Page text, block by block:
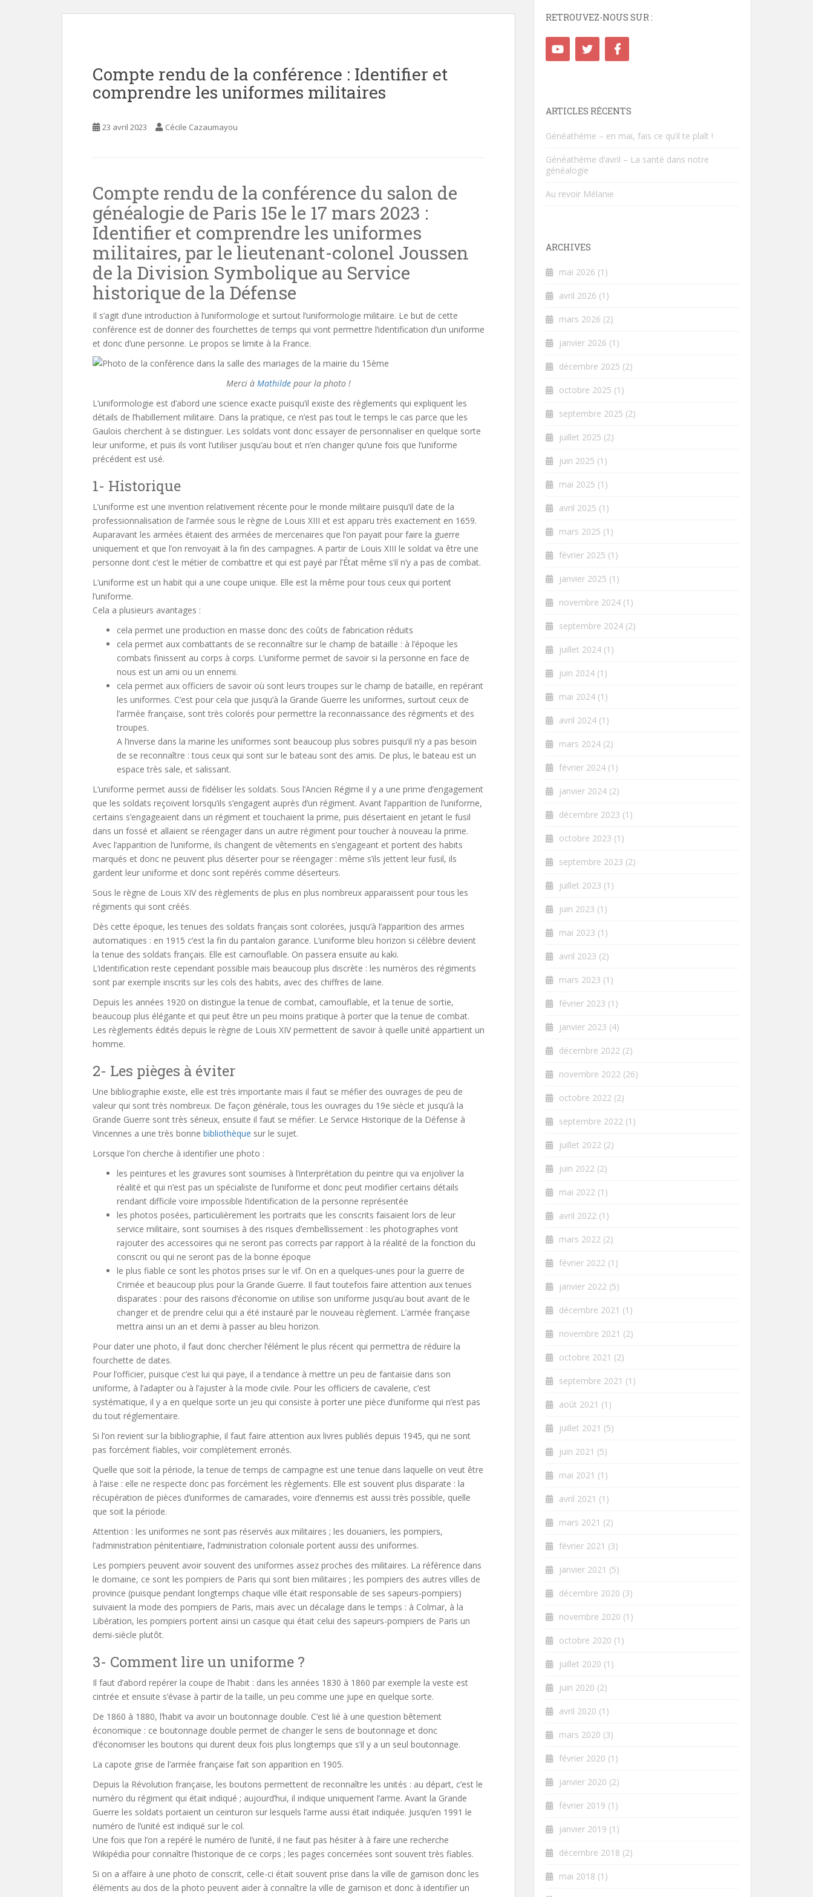
Compte rendu de la conférence : Identifier et
comprendre les uniformes militaires
23 avril 2023 Cécile Cazaumayou
Compte rendu de la conférence du salon de
généalogie de Paris 15e le 17 mars 2023 :
Identifier et comprendre les uniformes
militaires, par le lieutenant-colonel Joussen
de la Division Symbolique au Service
historique de la Défense
Il s’agit d’une introduction à l’uniformologie et surtout l’uniformologie militaire. Le but de cette
conférence est de donner des fourchettes de temps qui vont permettre l’identification d’un uniforme
et donc d’une personne. Le propos se limite à la France.
Merci à Mathilde pour la photo !
L’uniformologie est d’abord une science exacte puisqu’il existe des règlements qui expliquent les
détails de l’habillement militaire. Dans la pratique, ce n’est pas tout le temps le cas parce que les
Gaulois cherchent à se distinguer. Les soldats vont donc essayer de personnaliser en quelque sorte
leur uniforme, et puis ils vont l’utiliser jusqu’au bout et n’en changer qu’une fois que l’uniforme
précédent est usé.
1- Historique
L’uniforme est une invention relativement récente pour le monde militaire puisqu’il date de la
professionnalisation de l’armée sous le règne de Louis XIII et est apparu très exactement en 1659.
Auparavant les armées étaient des armées de mercenaires que l’on payait pour faire la guerre
uniquement et que l’on renvoyait à la fin des campagnes. A partir de Louis XIII le soldat va être une
personne dont c’est le métier de combattre et qui est payé par l’État même s’il n’y a pas de combat.
L’uniforme est un habit qui a une coupe unique. Elle est la même pour tous ceux qui portent
l’uniforme.
Cela a plusieurs avantages :
cela permet une production en masse donc des coûts de fabrication réduits
cela permet aux combattants de se reconnaître sur le champ de bataille : à l’époque les
combats finissent au corps à corps. L’uniforme permet de savoir si la personne en face de
nous est un ami ou un ennemi.
cela permet aux officiers de savoir où sont leurs troupes sur le champ de bataille, en repérant
les uniformes. C’est pour cela que jusqu’à la Grande Guerre les uniformes, surtout ceux de
l’armée française, sont très colorés pour permettre la reconnaissance des régiments et des
troupes.
A l’inverse dans la marine les uniformes sont beaucoup plus sobres puisqu’il n’y a pas besoin
de se reconnaître : tous ceux qui sont sur le bateau sont des amis. De plus, le bateau est un
espace très sale, et salissant.
L’uniforme permet aussi de fidéliser les soldats. Sous l’Ancien Régime il y a une prime d’engagement
que les soldats reçoivent lorsqu’ils s’engagent auprès d’un régiment. Avant l’apparition de l’uniforme,
certains s’engageaient dans un régiment et touchaient la prime, puis désertaient en jetant le fusil
dans un fossé et allaient se réengager dans un autre régiment pour toucher à nouveau la prime.
Avec l’apparition de l’uniforme, ils changent de vêtements en s’engageant et portent des habits
marqués et donc ne peuvent plus déserter pour se réengager : même s’ils jettent leur fusil, ils
gardent leur uniforme et donc sont repérés comme déserteurs.
Sous le règne de Louis XIV des règlements de plus en plus nombreux apparaissent pour tous les
régiments qui sont créés.
Dès cette époque, les tenues des soldats français sont colorées, jusqu’à l’apparition des armes
automatiques : en 1915 c’est la fin du pantalon garance. L’uniforme bleu horizon si célèbre devient
la tenue des soldats français. Elle est camouflable. On passera ensuite au kaki.
L’identification reste cependant possible mais beaucoup plus discrète : les numéros des régiments
sont par exemple inscrits sur les cols des habits, avec des chiffres de laine.
Depuis les années 1920 on distingue la tenue de combat, camouflable, et la tenue de sortie,
beaucoup plus élégante et qui peut être un peu moins pratique à porter que la tenue de combat.
Les règlements édités depuis le règne de Louis XIV permettent de savoir à quelle unité appartient un
homme.
2- Les pièges à éviter
Une bibliographie existe, elle est très importante mais il faut se méfier des ouvrages de peu de
valeur qui sont très nombreux. De façon générale, tous les ouvrages du 19e siècle et jusqu’à la
Grande Guerre sont très sérieux, ensuite il faut se méfier. Le Service Historique de la Défense à
Vincennes a une très bonne bibliothèque sur le sujet.
Lorsque l’on cherche à identifier une photo :
les peintures et les gravures sont soumises à l’interprétation du peintre qui va enjoliver la
réalité et qui n’est pas un spécialiste de l’uniforme et donc peut modifier certains détails
rendant difficile voire impossible l’identification de la personne représentée
les photos posées, particulièrement les portraits que les conscrits faisaient lors de leur
service militaire, sont soumises à des risques d’embellissement : les photographes vont
rajouter des accessoires qui ne seront pas corrects par rapport à la réalité de la fonction du
conscrit ou qui ne seront pas de la bonne époque
le plus fiable ce sont les photos prises sur le vif. On en a quelques-unes pour la guerre de
Crimée et beaucoup plus pour la Grande Guerre. Il faut toutefois faire attention aux tenues
disparates : pour des raisons d’économie on utilise son uniforme jusqu’au bout avant de le
changer et de prendre celui qui a été instauré par le nouveau règlement. L’armée française
mettra ainsi un an et demi à passer au bleu horizon.
Pour dater une photo, il faut donc chercher l’élément le plus récent qui permettra de réduire la
fourchette de dates.
Pour l’officier, puisque c’est lui qui paye, il a tendance à mettre un peu de fantaisie dans son
uniforme, à l’adapter ou à l’ajuster à la mode civile. Pour les officiers de cavalerie, c’est
systématique, il y a en quelque sorte un jeu qui consiste à porter une pièce d’uniforme qui n’est pas
du tout réglementaire.
Si l’on revient sur la bibliographie, il faut faire attention aux livres publiés depuis 1945, qui ne sont
pas forcément fiables, voir complètement erronés.
Quelle que soit la période, la tenue de temps de campagne est une tenue dans laquelle on veut être
à l’aise : elle ne respecte donc pas forcément les règlements. Elle est souvent plus disparate : la
récupération de pièces d’uniformes de camarades, voire d’ennemis est aussi très possible, quelle
que soit la période.
Attention : les uniformes ne sont pas réservés aux militaires ; les douaniers, les pompiers,
l’administration pénitentiaire, l’administration coloniale portent aussi des uniformes.
Les pompiers peuvent avoir souvent des uniformes assez proches des militaires. La référence dans
le domaine, ce sont les pompiers de Paris qui sont bien militaires ; les pompiers des autres villes de
province (puisque pendant longtemps chaque ville était responsable de ses sapeurs-pompiers)
suivaient la mode des pompiers de Paris, mais avec un décalage dans le temps : à Colmar, à la
Libération, les pompiers portent ainsi un casque qui était celui des sapeurs-pompiers de Paris un
demi-siècle plutôt.
3- Comment lire un uniforme ?
Il faut d’abord repérer la coupe de l’habit : dans les années 1830 à 1860 par exemple la veste est
cintrée et ensuite s’évase à partir de la taille, un peu comme une jupe en quelque sorte.
De 1860 à 1880, l’habit va avoir un boutonnage double. C’est lié à une question bêtement
économique : ce boutonnage double permet de changer le sens de boutonnage et donc
d’économiser les boutons qui durent deux fois plus longtemps que s’il y a un seul boutonnage.
La capote grise de l’armée française fait son apparition en 1905.
Depuis la Révolution française, les boutons permettent de reconnaître les unités : au départ, c’est le
numéro du régiment qui était indiqué ; aujourd’hui, il indique uniquement l’arme. Avant la Grande
Guerre les soldats portaient un ceinturon sur lesquels l’arme aussi était indiquée. Jusqu’en 1991 le
numéro de l’unité est indiqué sur le col.
Une fois que l’on a repéré le numéro de l’unité, il ne faut pas hésiter à à faire une recherche
Wikipédia pour connaître l’historique de ce corps ; les pages concernées sont souvent très fiables.
Si on a affaire à une photo de conscrit, celle-ci était souvent prise dans la ville de garnison donc les
éléments au dos de la photo peuvent aider à connaître la ville de garnison et donc à identifier un
RETROUVEZ-NOUS SUR :
ARTICLES RÉCENTS
Généathème – en mai, fais ce qu’il te plaît !
Généathème d’avril – La santé dans notre
généalogie
Au revoir Mélanie
ARCHIVES
mai 2026 (1)
avril 2026 (1)
mars 2026 (2)
janvier 2026 (1)
décembre 2025 (2)
octobre 2025 (1)
septembre 2025 (2)
juillet 2025 (2)
juin 2025 (1)
mai 2025 (1)
avril 2025 (1)
mars 2025 (1)
février 2025 (1)
janvier 2025 (1)
novembre 2024 (1)
septembre 2024 (2)
juillet 2024 (1)
juin 2024 (1)
mai 2024 (1)
avril 2024 (1)
mars 2024 (2)
février 2024 (1)
janvier 2024 (2)
décembre 2023 (1)
octobre 2023 (1)
septembre 2023 (2)
juillet 2023 (1)
juin 2023 (1)
mai 2023 (1)
avril 2023 (2)
mars 2023 (1)
février 2023 (1)
janvier 2023 (4)
décembre 2022 (2)
novembre 2022 (26)
octobre 2022 (2)
septembre 2022 (1)
juillet 2022 (2)
juin 2022 (2)
mai 2022 (1)
avril 2022 (1)
mars 2022 (2)
février 2022 (1)
janvier 2022 (5)
décembre 2021 (1)
novembre 2021 (2)
octobre 2021 (2)
septembre 2021 (1)
août 2021 (1)
juillet 2021 (5)
juin 2021 (5)
mai 2021 (1)
avril 2021 (1)
mars 2021 (2)
février 2021 (3)
janvier 2021 (5)
décembre 2020 (3)
novembre 2020 (1)
octobre 2020 (1)
juillet 2020 (1)
juin 2020 (2)
avril 2020 (1)
mars 2020 (3)
février 2020 (1)
janvier 2020 (2)
février 2019 (1)
janvier 2019 (1)
décembre 2018 (2)
mai 2018 (1)